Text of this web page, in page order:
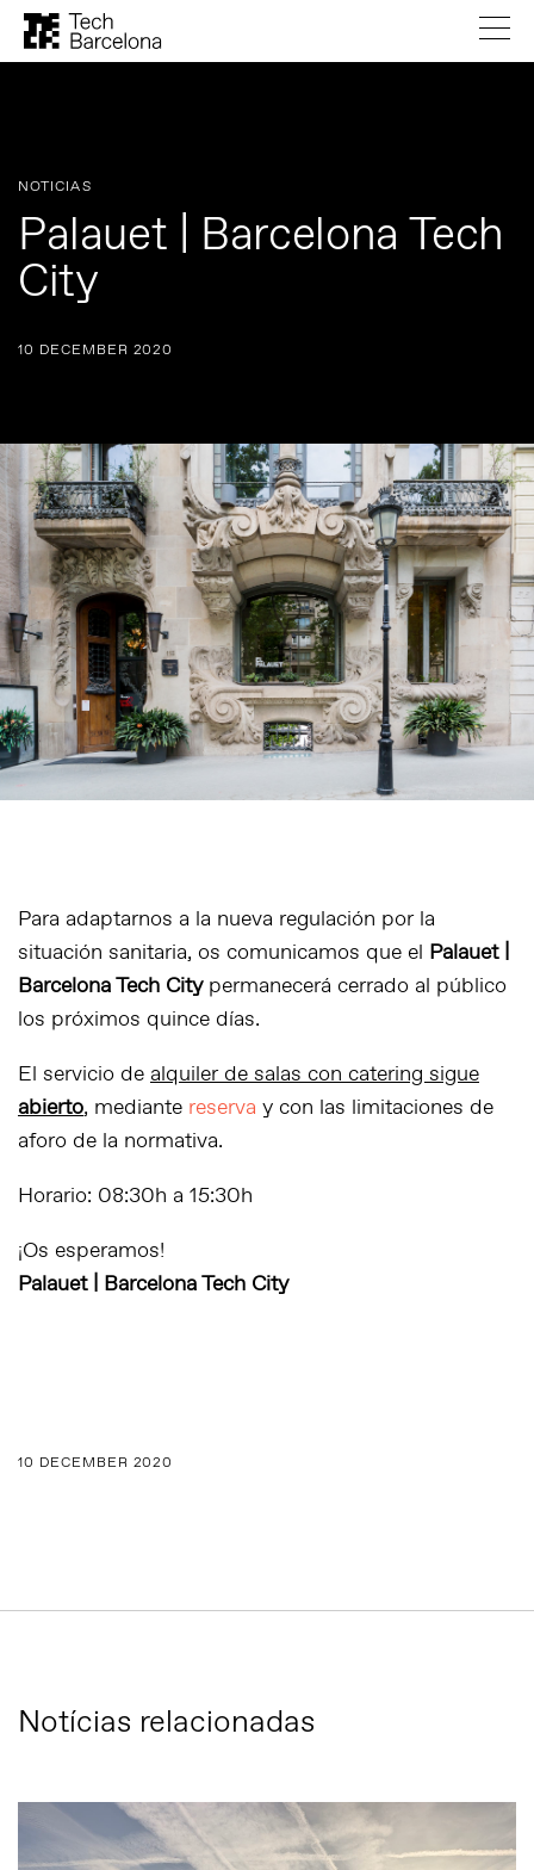
NOTICIAS
Palauet | Barcelona Tech
City
10 DECEMBER 2020
Para adaptarnos a la nueva regulación por la
situación sanitaria, os comunicamos que el Palauet |
Barcelona Tech Citypermanecerá cerrado al público
los próximos quince días.
El servicio de alquiler de salas con catering sigue
abierto, mediante reserva y con las limitaciones de
aforo de la normativa.
Horario: 08:30h a 15:30h
¡Os esperamos!
Palauet | Barcelona Tech City
10 DECEMBER 2020
Notícias relacionadas